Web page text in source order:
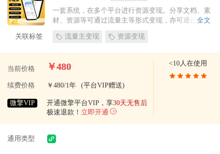
一套系统，在多个平台进行资源变现。分享文档、素
材、资源等可通过流量主等形式变现，亦可通过会员
全文
关联标签 流量主变现 资源变现
当前价格 ￥480
续费价格 ￥480/1年 (平台VIP赠送)
微擎VIP 开通微擎平台VIP，享30天无售后
极速退款！ 立即开通
<10人在使用
通用类型